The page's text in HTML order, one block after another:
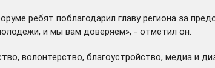
ребят поблагодарил главу региона за
и мы вам доверяем», - отметил он.
волонтерство, благоустройство, медиа и